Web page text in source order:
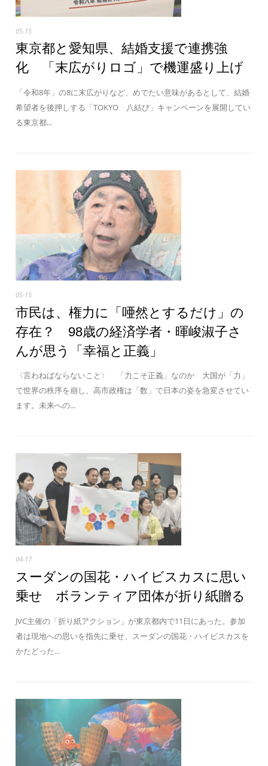
05-15
東京都と愛知県、結婚支援で連携強
化 「末広がりロゴ」で機運盛り上げ
「令和8年」の8に末広がりなど、めでたい意味があるとして、結婚
希望者を後押しする「TOKYO 八結び」キャンペーンを展開してい
る東京都...
05-15
市民は、権力に「唖然とするだけ」の
存在？ 98歳の経済学者・暉峻淑子さ
んが思う「幸福と正義」
〈言わねばならないこと〉 「力こそ正義」なのか 大国が「力」
で世界の秩序を崩し、高市政権は「数」で日本の姿を急変させてい
ます。未来への...
04-17
スーダンの国花・ハイビスカスに思い
乗せ ボランティア団体が折り紙贈る
JVC主催の「折り紙アクション」が東京都内で11日にあった。参加
者は現地への思いを指先に乗せ、スーダンの国花・ハイビスカスを
かたどった...